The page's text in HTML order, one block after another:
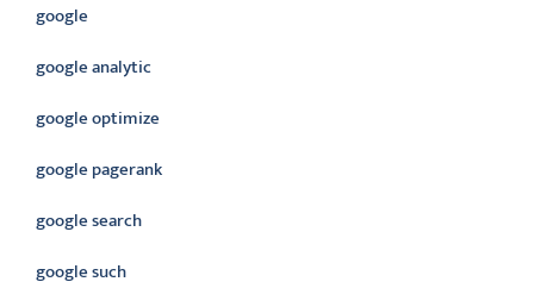
google
google analytic
google optimize
google pagerank
google search
google such